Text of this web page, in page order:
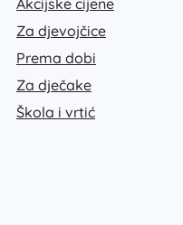
Akcijske cijene
Za djevojčice
Prema dobi
Za dječake
Škola i vrtić